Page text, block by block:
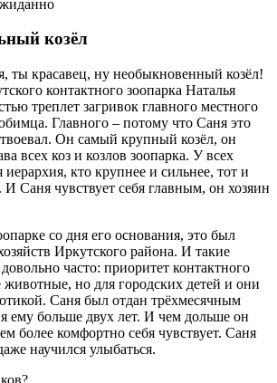
козёл
ты красавец, ну необыкновенный козёл!
контактного зоопарка Наталья
треплет загривок главного местного
Главного – потому что Саня это
Он самый крупный козёл, он
всех коз и козлов зоопарка. У всех
кто крупнее и сильнее, тот и
Саня чувствует себя главным, он хозяин
со дня его основания, это был
Иркутского района. И такие
часто: приоритет контактного
животные, но для городских детей и они
Саня был отдан трёхмесячным
ему больше двух лет. И чем дольше он
более комфортно себя чувствует. Саня
научился улыбаться.